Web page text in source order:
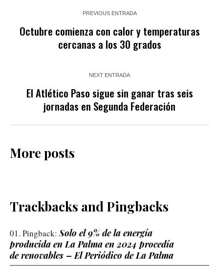
PREVIOUS ENTRADA
Octubre comienza con calor y temperaturas
cercanas a los 30 grados
NEXT ENTRADA
El Atlético Paso sigue sin ganar tras seis
jornadas en Segunda Federación
More posts
Trackbacks and Pingbacks
Pingback: Solo el 9% de la energía
producida en La Palma en 2024 procedía
de renovables – El Periódico de La Palma